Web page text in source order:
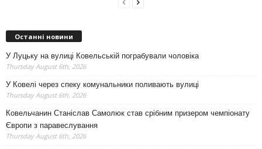
Останні новини
У Луцьку на вулиці Ковельській пограбували чоловіка
Thursday August 6th, 2026
У Ковелі через спеку комунальники поливають вулиці
Thursday August 6th, 2026
Ковельчанин Станіслав Самолюк став срібним призером чемпіонату
Європи з паравеслування
Thursday August 6th, 2026